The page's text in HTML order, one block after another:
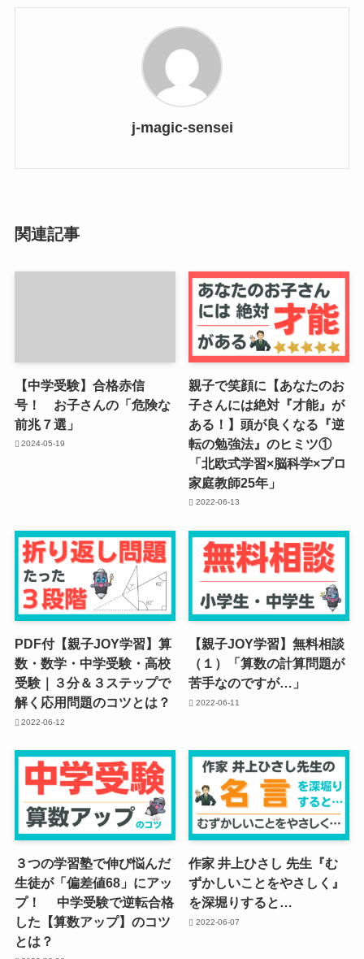
j-magic-sensei
関連記事
【中学受験】合格赤信
号！ お子さんの「危険な
前兆７選」
2024-05-19
親子で笑顔に【あなたのお
子さんには絶対『才能』が
ある！】頭が良くなる『逆
転の勉強法』のヒミツ①
「北欧式学習×脳科学×プロ
家庭教師25年」
2022-06-13
PDF付【親子JOY学習】算
数・数学・中学受験・高校
受験｜３分＆３ステップで
解く応用問題のコツとは？
2022-06-12
【親子JOY学習】無料相談
（１）「算数の計算問題が
苦手なのですが…」
2022-06-11
３つの学習塾で伸び悩んだ
生徒が「偏差値68」にアッ
プ！ 中学受験で逆転合格
した【算数アップ】のコツ
とは？
作家 井上ひさし 先生『む
ずかしいことをやさしく』
を深堀りすると…
2022-06-07